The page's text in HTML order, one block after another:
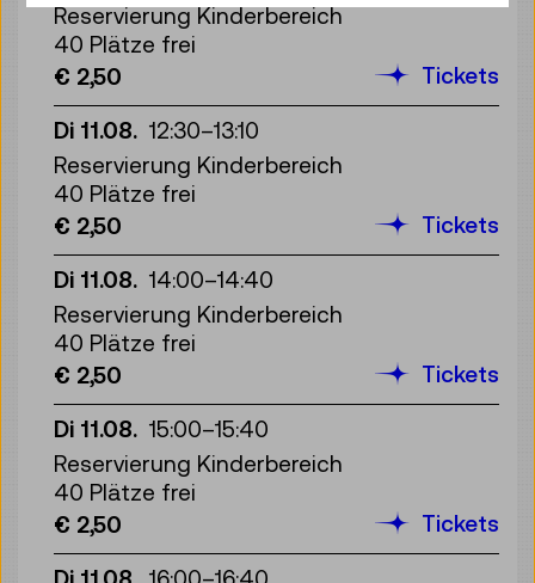
Reservierung Kinderbereich
40 Plätze frei
€ 2,50
Tickets
Di 11.08. 12:30–13:10
Reservierung Kinderbereich
40 Plätze frei
€ 2,50
Tickets
Di 11.08. 14:00–14:40
Reservierung Kinderbereich
40 Plätze frei
€ 2,50
Tickets
Di 11.08. 15:00–15:40
Reservierung Kinderbereich
40 Plätze frei
€ 2,50
Tickets
Di 11.08. 16:00–16:40